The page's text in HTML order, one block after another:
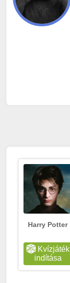
Harry Potter
Kvízjáték
indítása